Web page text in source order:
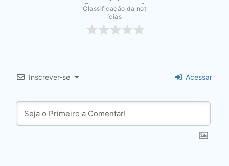
Classificação da not
ícias
Inscrever-se Acessar